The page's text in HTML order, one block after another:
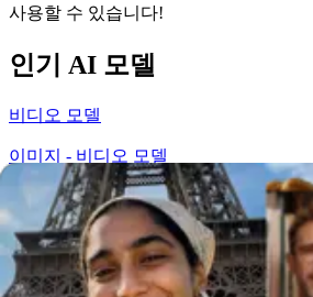
사용할 수 있습니다!
인기 AI 모델
비디오 모델
이미지 - 비디오 모델
텍스트를 이미지로 변환하는 모델
모든 AI 모델